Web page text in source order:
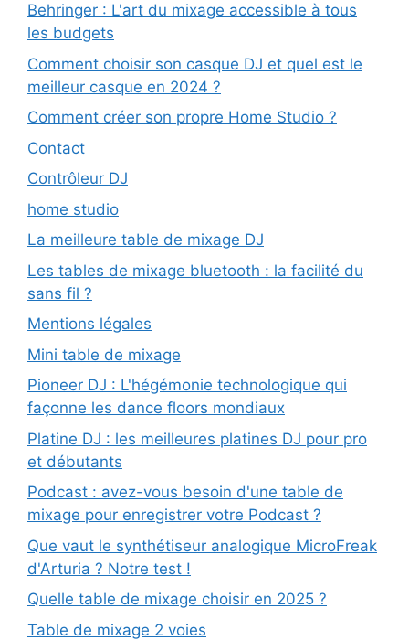
Behringer : L'art du mixage accessible à tous
les budgets
Comment choisir son casque DJ et quel est le
meilleur casque en 2024 ?
Comment créer son propre Home Studio ?
Contact
Contrôleur DJ
home studio
La meilleure table de mixage DJ
Les tables de mixage bluetooth : la facilité du
sans fil ?
Mentions légales
Mini table de mixage
Pioneer DJ : L'hégémonie technologique qui
façonne les dance floors mondiaux
Platine DJ : les meilleures platines DJ pour pro
et débutants
Podcast : avez-vous besoin d'une table de
mixage pour enregistrer votre Podcast ?
Que vaut le synthétiseur analogique MicroFreak
d'Arturia ? Notre test !
Quelle table de mixage choisir en 2025 ?
Table de mixage 2 voies